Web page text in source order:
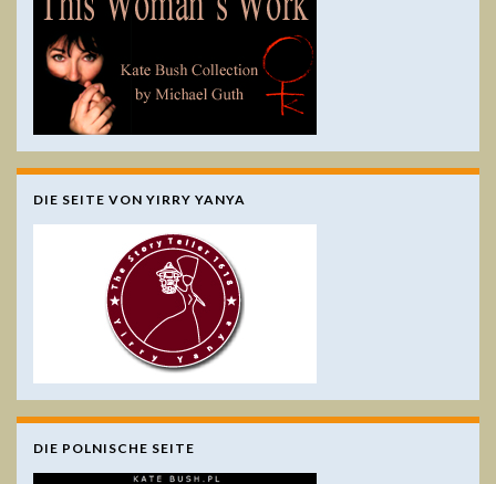
DIE SEITE VON YIRRY YANYA
DIE POLNISCHE SEITE